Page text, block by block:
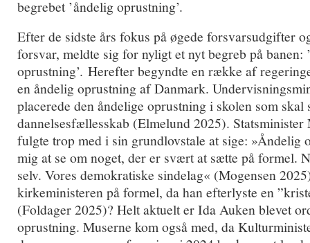
begrebet ’åndelig oprustning’.
Efter de sidste års fokus på øgede forsvarsudgifter
forsvar, meldte sig for nyligt et nyt begreb på banen:
oprustning’. Herefter begyndte en række af
en åndelig oprustning af Danmark.
placerede den åndelige oprustning i skolen som skal
dannelsesfællesskab (Elmelund 2025). Statsminister
fulgte trop med i sin grundlovstale at sige: »Åndelig
mig at se om noget, der er svært at sætte på formel.
selv. Vores demokratiske sindelag« (Mogensen
kirkeministeren på formel, da han efterlyste en
(Foldager 2025)? Helt aktuelt er Ida Auken blevet
oprustning. Muserne kom også med, da